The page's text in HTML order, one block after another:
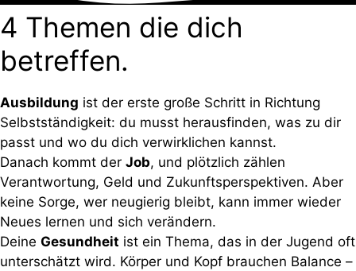
4 Themen die dich
betreffen.
Ausbildung ist der erste große Schritt in Richtung
Selbstständigkeit: du musst herausfinden, was zu dir
passt und wo du dich verwirklichen kannst.
Danach kommt der Job, und plötzlich zählen
Verantwortung, Geld und Zukunftsperspektiven. Aber
keine Sorge, wer neugierig bleibt, kann immer wieder
Neues lernen und sich verändern.
Deine Gesundheit ist ein Thema, das in der Jugend oft
unterschätzt wird. Körper und Kopf brauchen Balance –